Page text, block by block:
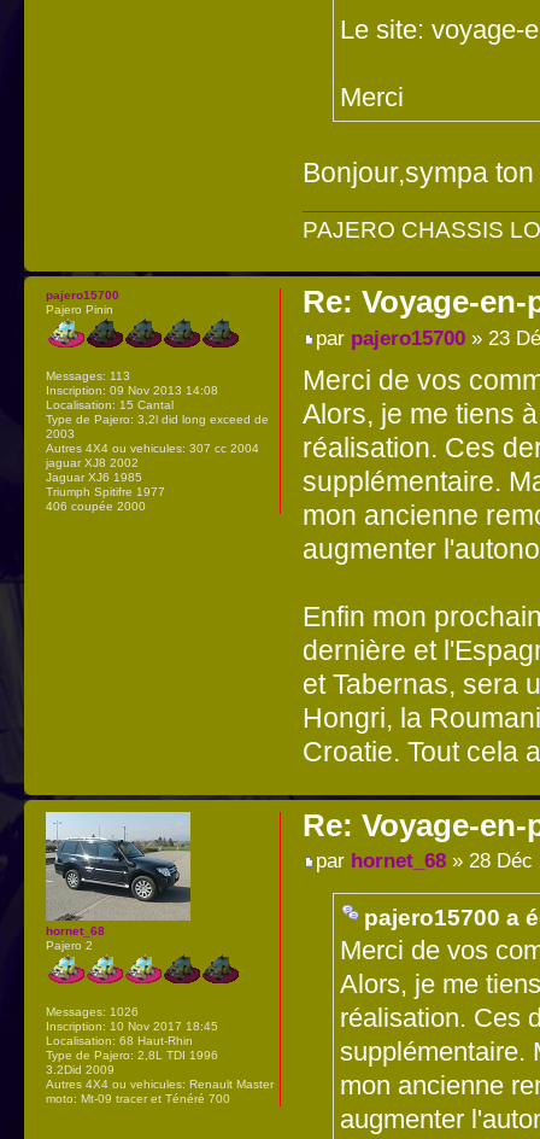
Le site: voyage-
Merci
Bonjour,sympa
PAJERO CHASSIS
Re: Voyage-en-
par pajero15700» 23
Merci de vos
Alors, je me tiens
réalisation. Ces
supplémentaire.
mon ancienne
augmenter
Enfin mon
dernière et
et Tabernas, sera
Hongri, la
Croatie. Tout cela
pajero15700
Pajero Pinin
Messages: 113
Inscription: 09 Nov 2013 14:08
Localisation: 15 Cantal
Type de Pajero: 3,2l did long exceed de
2003
Autres 4X4 ou vehicules: 307 cc 2004
jaguar XJ8 2002
Jaguar XJ6 1985
Triumph Spitifre 1977
406 coupée 2000
Re: Voyage-en-
par hornet_68» 28 Déc
pajero15700 a
Merci de vos
Alors, je me
réalisation. Ces
supplémentaire.
mon ancienne
augmenter
hornet_68
Pajero 2
Messages: 1026
Inscription: 10 Nov 2017 18:45
Localisation: 68 Haut-Rhin
Type de Pajero: 2,8L TDI 1996
3.2Did 2009
Autres 4X4 ou vehicules: Renault Master
moto: Mt-09 tracer et Ténéré 700